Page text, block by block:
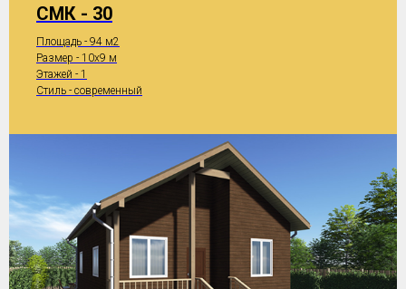
СМК - 30
Площадь - 94 м2
Размер - 10x9 м
Этажей - 1
Стиль - современный